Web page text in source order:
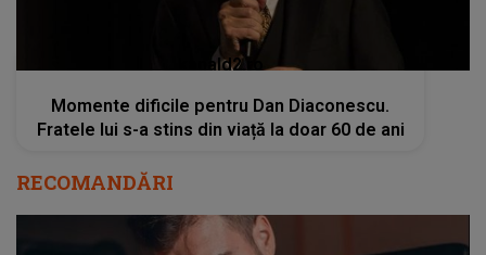
kanald2.ro
Momente dificile pentru Dan Diaconescu.
Fratele lui s-a stins din viață la doar 60 de ani
RECOMANDĂRI